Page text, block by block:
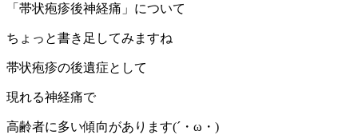
「帯状疱疹後神経痛」について
ちょっと書き足してみますね
帯状疱疹の後遺症として
現れる神経痛で
高齢者に多い傾向があります(´・ω・)